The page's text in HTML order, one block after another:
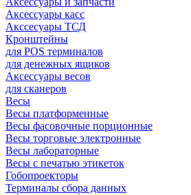
Аксессуары касс
Акссесуары ТСД
Кронштейны
для POS терминалов
для денежных ящиков
Аксессуары весов
для сканеров
Весы
Весы платформенные
Весы фасовочные порционные
Весы торговые электронные
Весы лабораторные
Весы с печатью этикеток
Гобопроекторы
Терминалы сбора данных